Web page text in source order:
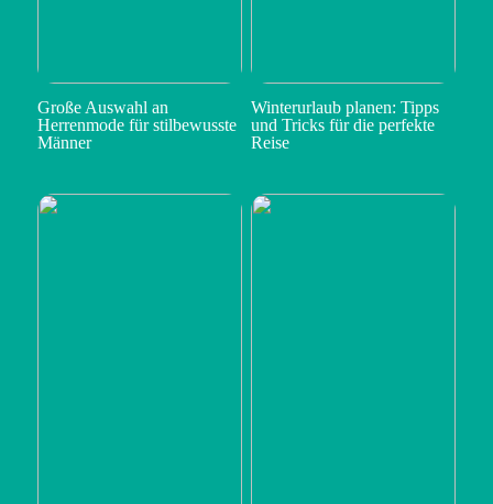
Große Auswahl an
Herrenmode für stilbewusste
Männer
Winterurlaub planen: Tipps
und Tricks für die perfekte
Reise